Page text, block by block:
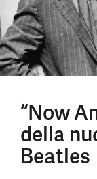
“Now
della
Beatles